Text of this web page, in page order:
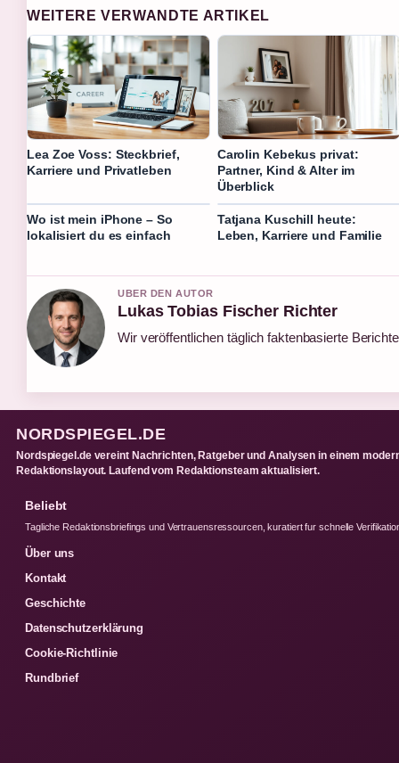
WEITERE VERWANDTE ARTIKEL
Lea Zoe Voss: Steckbrief,
Karriere und Privatleben
Carolin Kebekus privat:
Partner, Kind & Alter im
Überblick
Wo ist mein iPhone – So
lokalisiert du es einfach
Tatjana Kuschill heute:
Leben, Karriere und Familie
UBER DEN AUTOR
Lukas Tobias Fischer Richter
Wir veröffentlichen täglich faktenbasierte
NORDSPIEGEL.DE
Nordspiegel.de vereint Nachrichten, Ratgeber und Analysen in einem
Redaktionslayout. Laufend vom Redaktionsteam aktualisiert.
Beliebt
Tagliche Redaktionsbriefings und Vertrauensressourcen, kuratiert fur schnelle
Über uns
Kontakt
Geschichte
Datenschutzerklärung
Cookie-Richtlinie
Rundbrief